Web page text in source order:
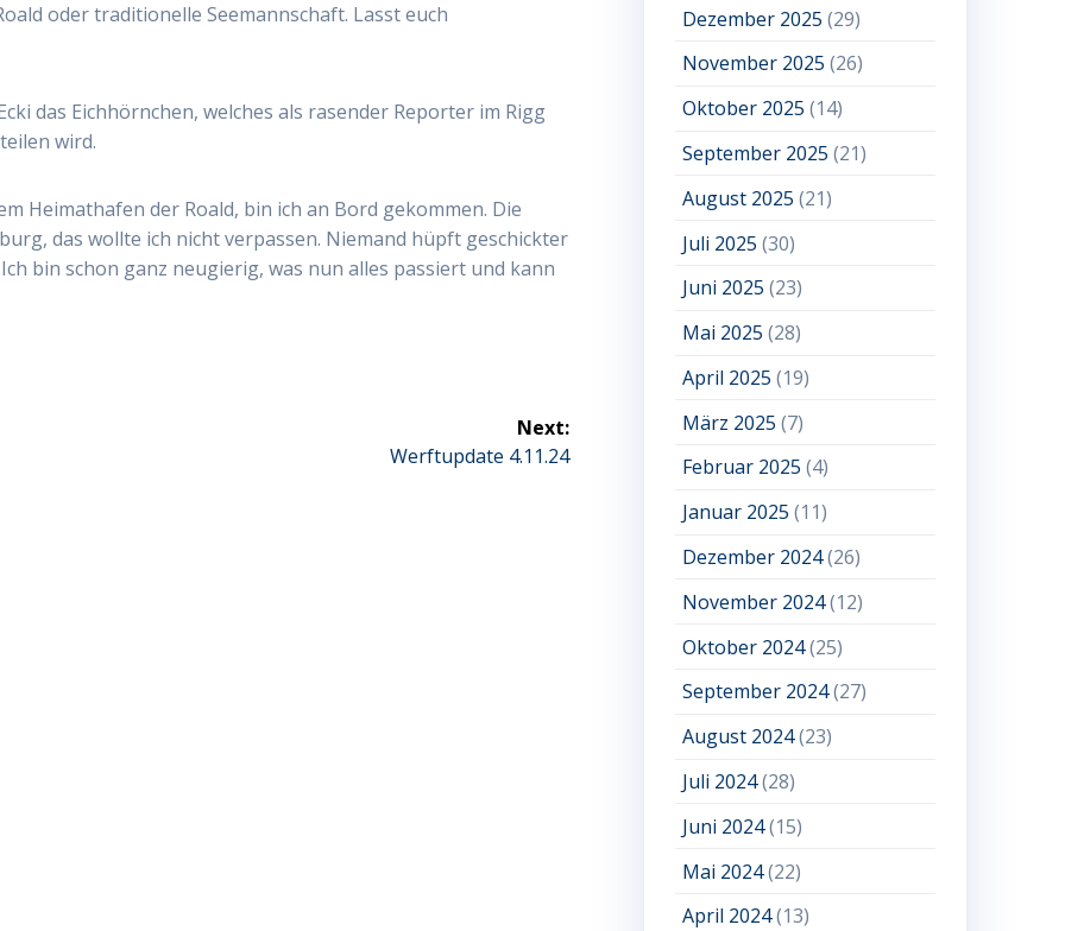
oder traditionelle Seemannschaft. Lasst euch
das Eichhörnchen, welches als rasender Reporter im Rigg
wird.
Heimathafen der Roald, bin ich an Bord gekommen. Die
das wollte ich nicht verpassen. Niemand hüpft geschickter
bin schon ganz neugierig, was nun alles passiert und kann
Next:
Next
Werftupdate 4.11.24
Dezember 2025 (29)
November 2025 (26)
Oktober 2025 (14)
September 2025 (21)
August 2025 (21)
Juli 2025 (30)
Juni 2025 (23)
Mai 2025 (28)
April 2025 (19)
März 2025 (7)
Februar 2025 (4)
Januar 2025 (11)
Dezember 2024(26)
November 2024(12)
Oktober 2024(25)
September 2024(27)
August 2024(23)
Juli 2024(28)
Juni 2024(15)
Mai 2024(22)
April 2024(13)